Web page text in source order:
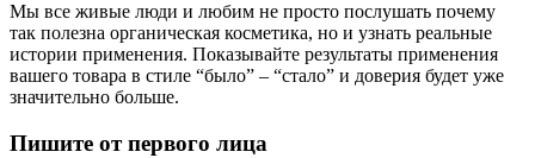
Мы все живые люди и любим не просто послушать почему
так полезна органическая косметика, но и узнать реальные
истории применения. Показывайте результаты применения
вашего товара в стиле “было” – “стало” и доверия будет уже
значительно больше.
Пишите от первого лица